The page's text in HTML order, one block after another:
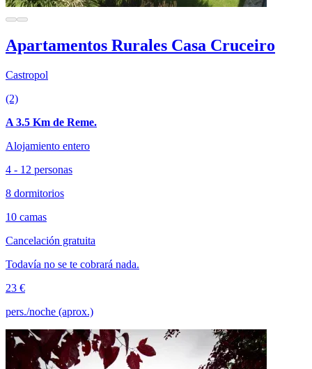
Apartamentos Rurales Casa Cruceiro
Castropol
(2)
A 3.5 Km de Reme.
Alojamiento entero
4 - 12 personas
8 dormitorios
10 camas
Cancelación gratuita
Todavía no se te cobrará nada.
23 €
pers./noche (aprox.)